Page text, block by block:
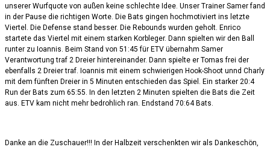
unserer Wurfquote von außen keine schlechte Idee. Unser Trainer Samer fand
in der Pause die richtigen Worte. Die Bats gingen hochmotiviert ins letzte
Viertel. Die Defense stand besser. Die Rebounds wurden geholt. Enrico
startete das Viertel mit einem starken Korbleger. Dann spielten wir den Ball
runter zu Ioannis. Beim Stand von 51:45 für ETV übernahm Samer
Verantwortung traf 2 Dreier hintereinander. Dann spielte er Tomas frei der
ebenfalls 2 Dreier traf. Ioannis mit einem schwierigen Hook-Shoot unnd Charly
mit dem fünften Dreier in 5 Minuten entschieden das Spiel. Ein starker 20:4
Run der Bats zum 65:55. In den letzten 2 Minuten spielten die Bats die Zeit
aus. ETV kam nicht mehr bedrohlich ran. Endstand 70:64 Bats.
Danke an die Zuschauer!!! In der Halbzeit verschenkten wir als Dankeschön,